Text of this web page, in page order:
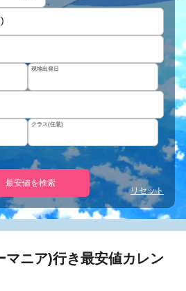
現地出発日
クラス(任意)
最安値を検索
リセット
マニア)行き最安値カレン